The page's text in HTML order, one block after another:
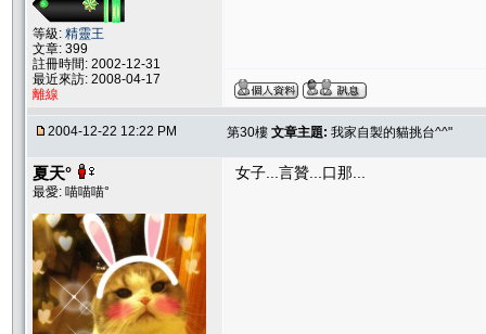
等級: 精靈王
文章: 399
註冊時間: 2002-12-31
最近來訪: 2008-04-17
離線
2004-12-22 12:22 PM 第30樓 文章主題: 我家自製的貓挑台^^"
夏天°
最愛: 喵喵喵°
女子...言贊...口那...